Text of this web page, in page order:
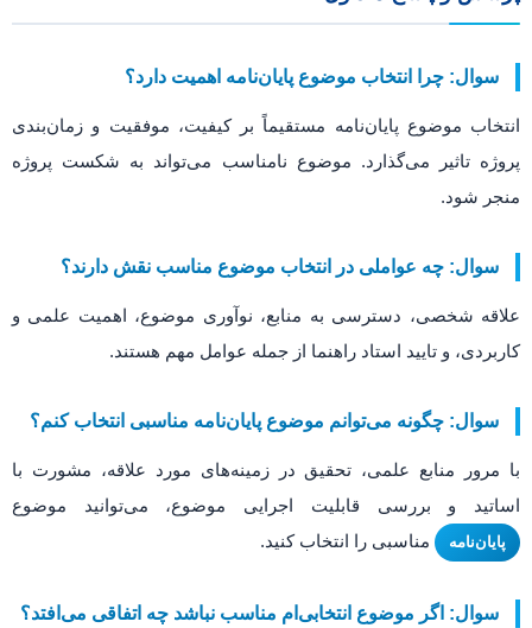
سوال: چرا انتخاب موضوع پایان‌نامه اهمیت دارد؟
انتخاب موضوع پایان‌نامه مستقیماً بر کیفیت، موفقیت و زمان‌بندی
پروژه تاثیر می‌گذارد. موضوع نامناسب می‌تواند به شکست پروژه
منجر شود.
سوال: چه عواملی در انتخاب موضوع مناسب نقش دارند؟
علاقه شخصی، دسترسی به منابع، نوآوری موضوع، اهمیت علمی و
کاربردی، و تایید استاد راهنما از جمله عوامل مهم هستند.
سوال: چگونه می‌توانم موضوع پایان‌نامه مناسبی انتخاب کنم؟
با مرور منابع علمی، تحقیق در زمینه‌های مورد علاقه، مشورت با
اساتید و بررسی قابلیت اجرایی موضوع، می‌توانید موضوع
پایان‌نامه مناسبی را انتخاب کنید.
سوال: اگر موضوع انتخابی‌ام مناسب نباشد چه اتفاقی می‌افتد؟